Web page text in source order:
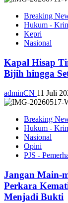
Breaking
Hukum -
Kepri
Nasional
Kapal Hisap
Bijih hingga
adminCN 11 Juli
Breaking
Hukum -
Nasional
Opini
PJS -
Jangan Main-
Perkara
Menjadi Bukti